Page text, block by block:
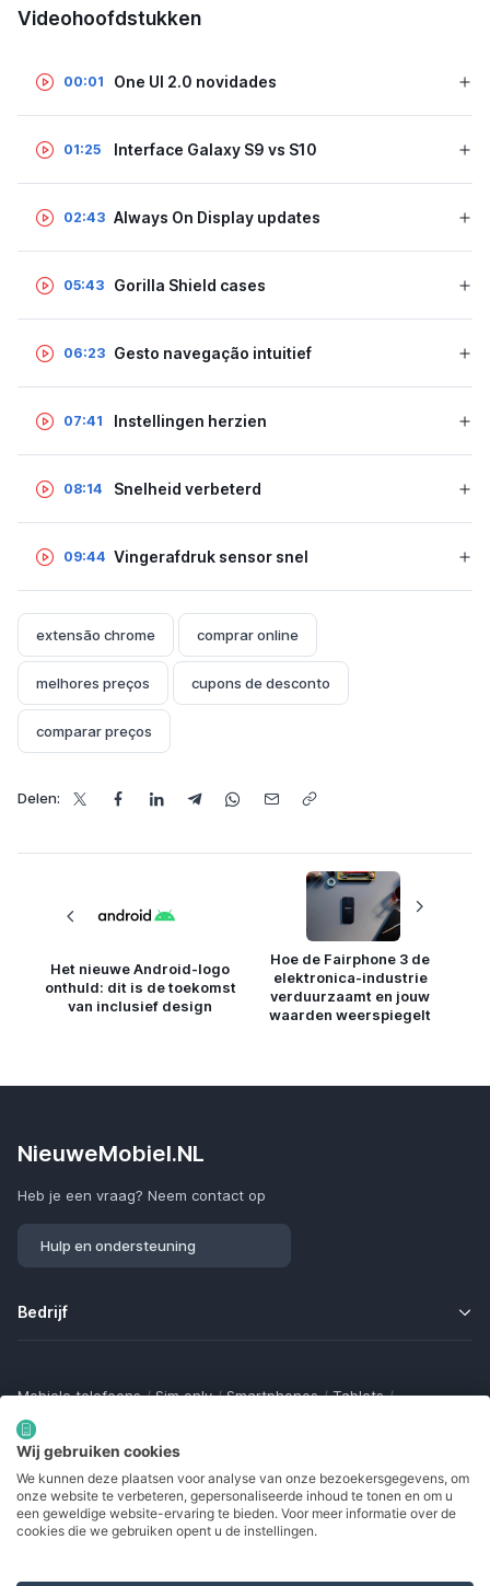
Videohoofdstukken
00:01 One UI 2.0 novidades
01:25 Interface Galaxy S9 vs S10
02:43 Always On Display updates
05:43 Gorilla Shield cases
06:23 Gesto navegação intuitief
07:41 Instellingen herzien
08:14 Snelheid verbeterd
09:44 Vingerafdruk sensor snel
extensão chrome comprar online
melhores preços cupons de desconto
comparar preços
Delen:
Het nieuwe Android-logo
onthuld: dit is de toekomst
van inclusief design
Hoe de Fairphone 3 de
elektronica-industrie
verduurzaamt en jouw
waarden weerspiegelt
NieuweMobiel.NL
Heb je een vraag? Neem contact op
Hulp en ondersteuning
Bedrijf
Mobiele telefoons / Sim only / Smartphones / Tablets /
Smartwatches
Bluetooth trackers / Opladers
Samsung Galaxy
Gamingtelefoons / Foldables / Robuuste telefoons /
Seniorentelefoons / Waterdichte telefoons / Refurbished
Wij gebruiken cookies
We kunnen deze plaatsen voor analyse van onze bezoekersgegevens, om
onze website te verbeteren, gepersonaliseerde inhoud te tonen en om u
een geweldige website-ervaring te bieden. Voor meer informatie over de
cookies die we gebruiken opent u de instellingen.